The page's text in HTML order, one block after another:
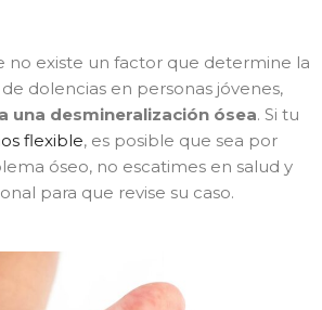
no existe un factor que determine la
dolencias en personas jóvenes,
una desmineralización ósea. Si tu
flexible, es posible que sea por
óseo, no escatimes en salud y
para que revise su caso.